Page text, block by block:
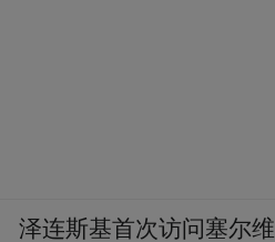
泽连斯基首次访问塞尔维